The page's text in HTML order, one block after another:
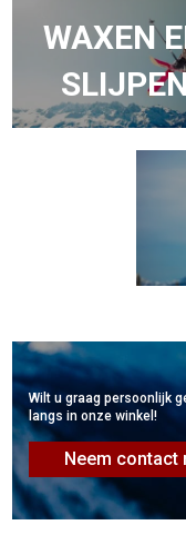
WAXEN
Wilt u graag persoonlijk
langs in onze winkel!
Neem contact